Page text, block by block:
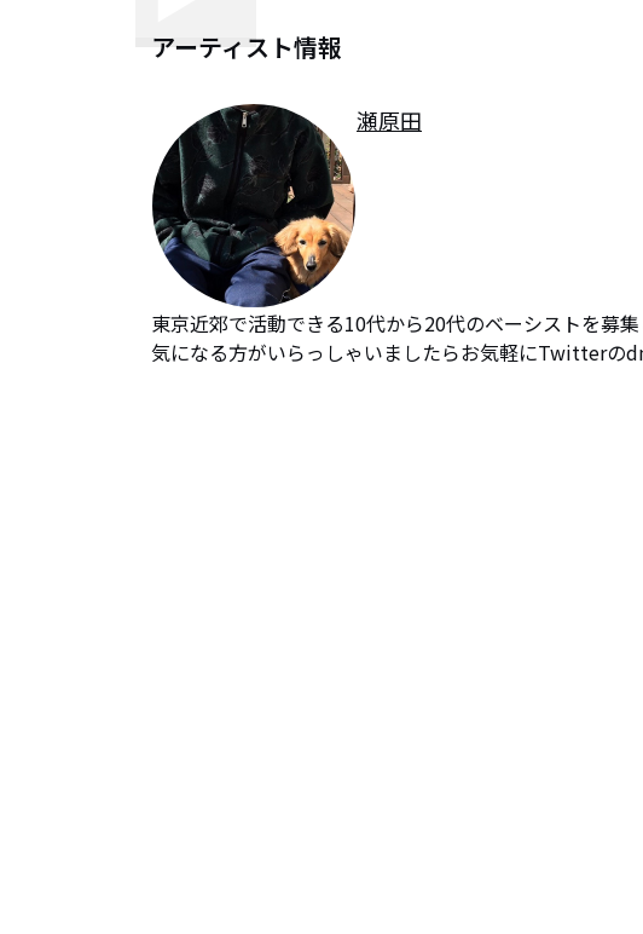
アーティスト情報
瀬原田
東京近郊で活動できる10代から20代のベーシストを募集
気になる方がいらっしゃいましたらお気軽にTwitterの